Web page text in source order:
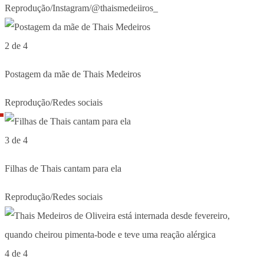
Reprodução/Instagram/@thaismedeiiros_
2 de 4
Postagem da mãe de Thais Medeiros
Reprodução/Redes sociais
3 de 4
Filhas de Thais cantam para ela
Reprodução/Redes sociais
4 de 4